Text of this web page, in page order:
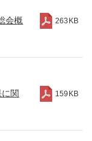
会概
263KB
関
159KB